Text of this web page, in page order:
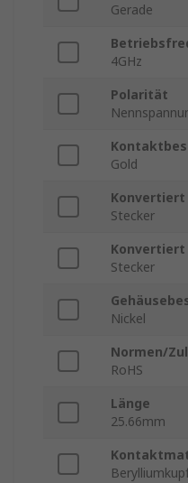
Gerade
4GHz
Polarität
Gold
Konvertiert
Stecker
Konvertiert
Stecker
Nickel
Normen/
RoHS
Länge
25.66mm